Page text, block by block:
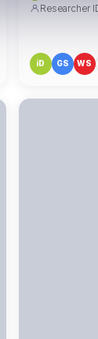
Researcher
iD GS WS